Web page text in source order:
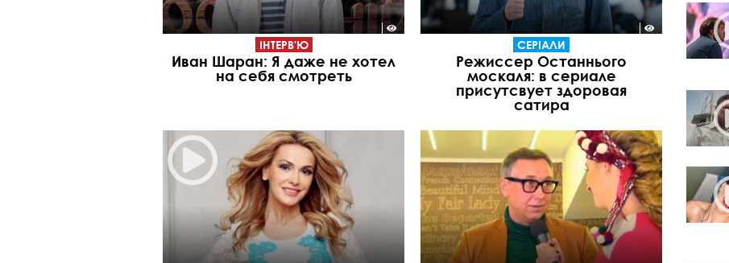
ІНТЕРВ'Ю
Иван Шаран: Я даже не хотел
на себя смотреть
СЕРІАЛИ
Режиссер Останнього
москаля: в сериале
присутсвует здоровая
сатира